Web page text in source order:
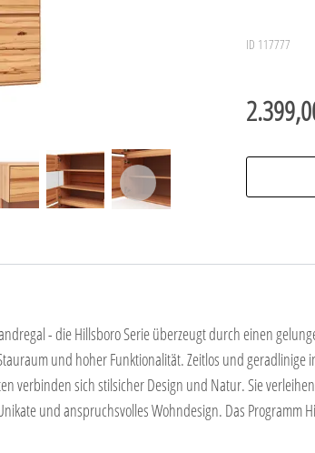
ID 117777
- die Hillsboro Serie überzeugt durch einen
und hoher Funktionalität. Zeitlos und
verbinden sich stilsicher Design und Natur. Sie
und anspruchsvolles Wohndesign. Das Programm